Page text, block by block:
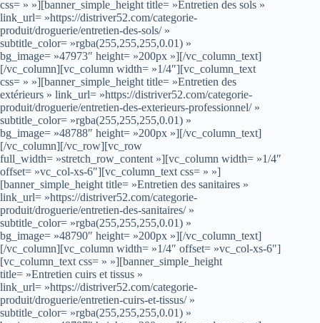
css= » »][banner_simple_height title= »Entretien des sols »
link_url= »https://distriver52.com/categorie-
produit/droguerie/entretien-des-sols/ »
subtitle_color= »rgba(255,255,255,0.01) »
bg_image= »47973″ height= »200px »][/vc_column_text]
[/vc_column][vc_column width= »1/4″][vc_column_text
css= » »][banner_simple_height title= »Entretien des
extérieurs » link_url= »https://distriver52.com/categorie-
produit/droguerie/entretien-des-exterieurs-professionnel/ »
subtitle_color= »rgba(255,255,255,0.01) »
bg_image= »48788″ height= »200px »][/vc_column_text]
[/vc_column][/vc_row][vc_row
full_width= »stretch_row_content »][vc_column width= »1/4″
offset= »vc_col-xs-6″][vc_column_text css= » »]
[banner_simple_height title= »Entretien des sanitaires »
link_url= »https://distriver52.com/categorie-
produit/droguerie/entretien-des-sanitaires/ »
subtitle_color= »rgba(255,255,255,0.01) »
bg_image= »48790″ height= »200px »][/vc_column_text]
[/vc_column][vc_column width= »1/4″ offset= »vc_col-xs-6″]
[vc_column_text css= » »][banner_simple_height
title= »Entretien cuirs et tissus »
link_url= »https://distriver52.com/categorie-
produit/droguerie/entretien-cuirs-et-tissus/ »
subtitle_color= »rgba(255,255,255,0.01) »